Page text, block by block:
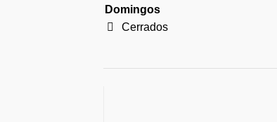
Domingos
Cerrados